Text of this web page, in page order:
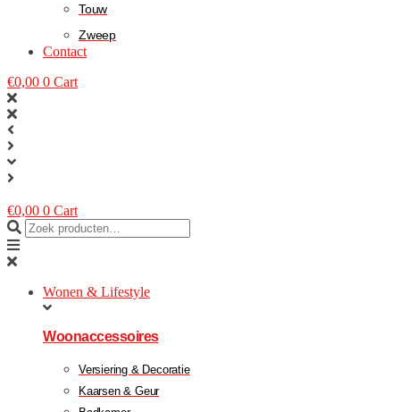
Touw
Zweep
Contact
€0,00 0 Cart
€0,00 0 Cart
Wonen & Lifestyle
Woonaccessoires
Versiering & Decoratie
Kaarsen & Geur